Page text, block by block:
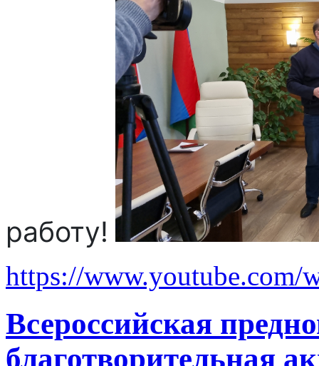
работу!
https://www.youtube.com/
Всероссийская
благотворительная